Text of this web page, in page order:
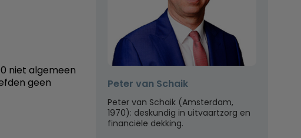
niet algemeen
geen
Peter van Schaik
Peter van Schaik (Amsterdam,
1970): deskundig in uitvaartzorg en
financiële dekking.